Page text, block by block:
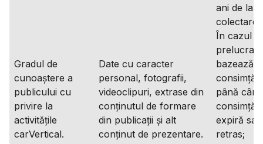
Gradul de
cunoaștere a
publicului cu
privire la
activitățile
carVertical.
Date cu caracter
personal, fotografii,
videoclipuri, extrase din
conținutul de formare
din publicații și alt
conținut de prezentare.
ani de la
colectare;
În cazul
bazează
până când
expiră
retras;